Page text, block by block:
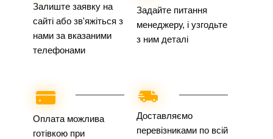
Залиште заявку на
сайті або зв'яжіться з
нами за вказаними
телефонами
Задайте питання
менеджеру, і узгодьте
з ним деталі
Оплата можлива
готівкою при
Доставляємо
перевізниками по всій